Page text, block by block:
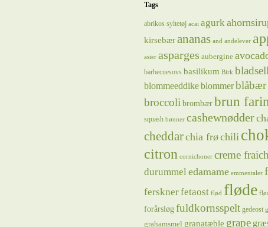
Tags
abrikos syltetøj acai agurk
kirsebær ananas and andelever
asier asparges aubergine
barbecuesovs basilikum Birk
blommeeddikeblommerblåbær
broccoli brombær brun farin
squash bønner cashewnødder
cheddarchia frøchili
citron cornichoner creme
durummeledamame emmentaler
fersknerfetaost flød fløde
forårsløg fuldkornsspelt gedeost
grahamsmel granatæble grape